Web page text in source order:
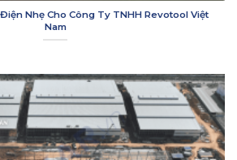
Nhẹ Cho Công Ty TNHH Revotool Việt
Nam